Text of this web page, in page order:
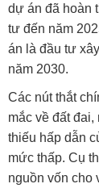
dự án đã hoàn
tư đến năm
án là đầu tư
năm 2030.
Các nút thắt
mắc về đất
thiếu hấp dẫn
mức thấp. Cụ
nguồn vốn cho